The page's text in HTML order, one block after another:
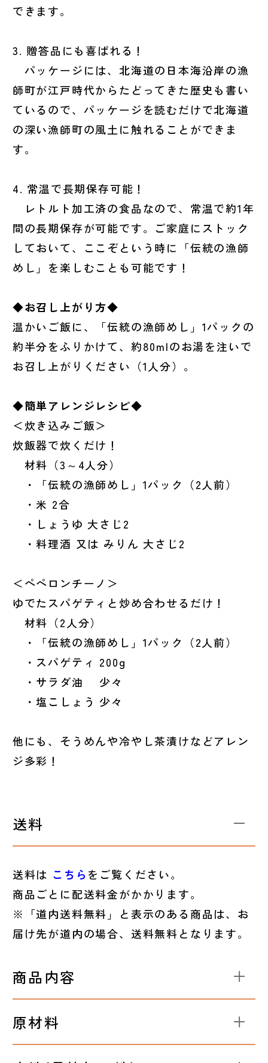
できます。
3. 贈答品にも喜ばれる！
パッケージには、北海道の日本海沿岸の漁
師町が江戸時代からたどってきた歴史も書い
ているので、パッケージを読むだけで北海道
の深い漁師町の風土に触れることができま
す。
4. 常温で長期保存可能！
レトルト加工済の食品なので、常温で約1年
間の長期保存が可能です。ご家庭にストック
しておいて、ここぞという時に「伝統の漁師
めし」を楽しむことも可能です！
◆お召し上がり方◆
温かいご飯に、「伝統の漁師めし」1パックの
約半分をふりかけて、約80mlのお湯を注いで
お召し上がりください（1人分）。
◆簡単アレンジレシピ◆
＜炊き込みご飯＞
炊飯器で炊くだけ！
材料（3～4人分）
・「伝統の漁師めし」1パック（2人前）
・米 2合
・しょうゆ 大さじ2
・料理酒 又は みりん 大さじ2
＜ペペロンチーノ＞
ゆでたスパゲティと炒め合わせるだけ！
材料（2人分）
・「伝統の漁師めし」1パック（2人前）
・スパゲティ 200g
・サラダ油 少々
・塩こしょう 少々
他にも、そうめんや冷やし茶漬けなどアレン
ジ多彩！
送料
送料は こちらをご覧ください。
商品ごとに配送料金がかかります。
※「道内送料無料」と表示のある商品は、お
届け先が道内の場合、送料無料となります。
商品内容
原材料